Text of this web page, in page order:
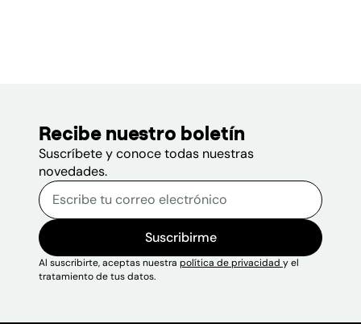
Recibe nuestro boletín
Suscríbete y conoce todas nuestras
novedades.
Sitio web
Escribe tu correo
Suscribirme
Al suscribirte, aceptas nuestra política de privacidad y el
tratamiento de tus datos.